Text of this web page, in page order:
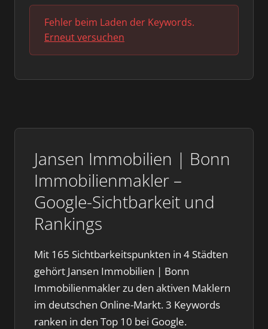
Jansen Immobilien | Bonn
Immobilienmakler –
Google-Sichtbarkeit und
Rankings
Mit 165 Sichtbarkeitspunkten in 4 Städten
gehört Jansen Immobilien | Bonn
Immobilienmakler zu den aktiven Maklern
im deutschen Online-Markt. 3 Keywords
ranken in den Top 10 bei Google.
Fehler beim Laden der Keywords.
Erneut versuchen